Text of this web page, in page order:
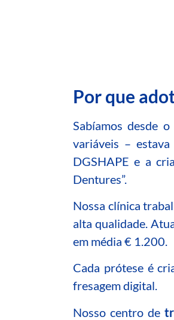
Por que
Sabíamos desde
variáveis –
DGSHAPE e a
Dentures”.
Nossa clínica
alta qualidade.
em média € 1.200.
Cada prótese é
fresagem digital.
Nosso centro de